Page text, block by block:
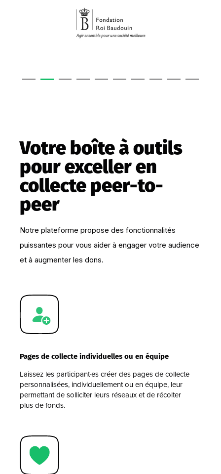
Votre boîte à outils
pour exceller en
collecte peer-to-
peer
Notre plateforme propose des fonctionnalités
puissantes pour vous aider à engager votre audience
et à augmenter les dons.
Pages de collecte individuelles ou en équipe
Laissez les participant·es créer des pages de collecte
personnalisées, individuellement ou en équipe, leur
permettant de solliciter leurs réseaux et de récolter
plus de fonds.